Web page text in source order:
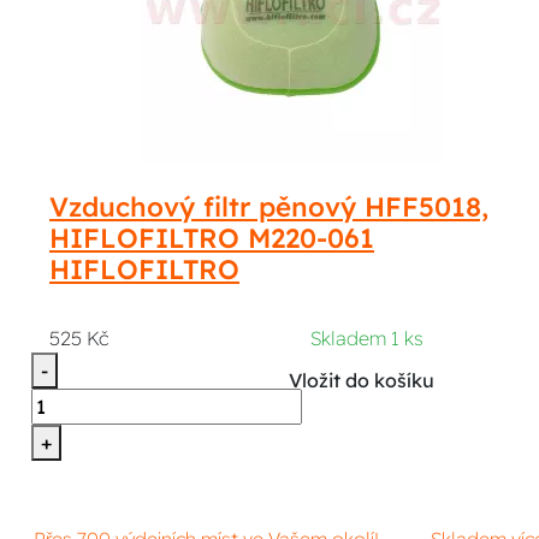
Vzduchový filtr pěnový HFF5018,
HIFLOFILTRO M220-061
HIFLOFILTRO
525 Kč
Skladem 1 ks
-
+
Vložit do košíku